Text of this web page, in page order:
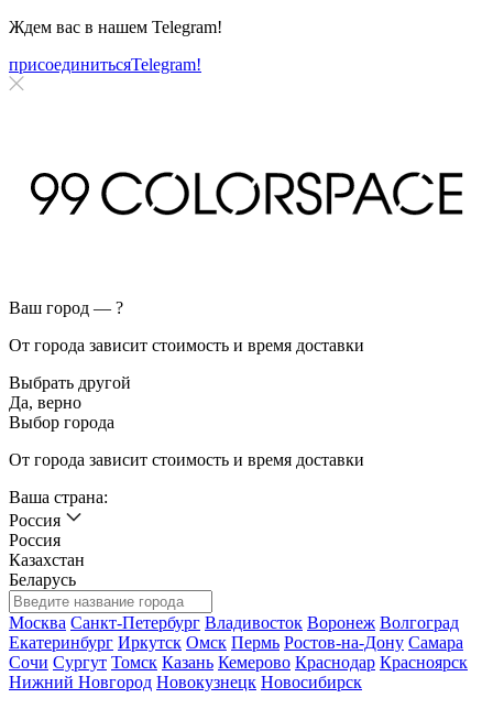
Ждем вас в нашем Telegram!
присоединитьсяTelegram!
Ваш город — ?
От города зависит стоимость и время доставки
Выбрать другой
Да, верно
Выбор города
От города зависит стоимость и время доставки
Ваша страна:
Россия
Россия
Казахстан
Беларусь
Москва Санкт-Петербург Владивосток Воронеж Волгоград
Екатеринбург Иркутск Омск Пермь Ростов-на-Дону Самара
Сочи Сургут Томск Казань Кемерово Краснодар Красноярск
Нижний Новгород Новокузнецк Новосибирск